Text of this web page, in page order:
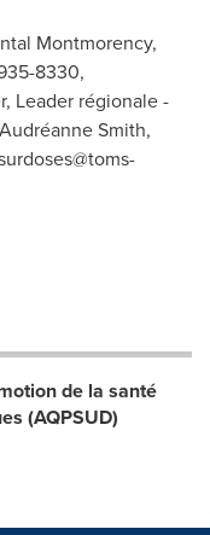
Montmorency,
8330,
Leader régionale -
Smith,
de la santé
(AQPSUD)